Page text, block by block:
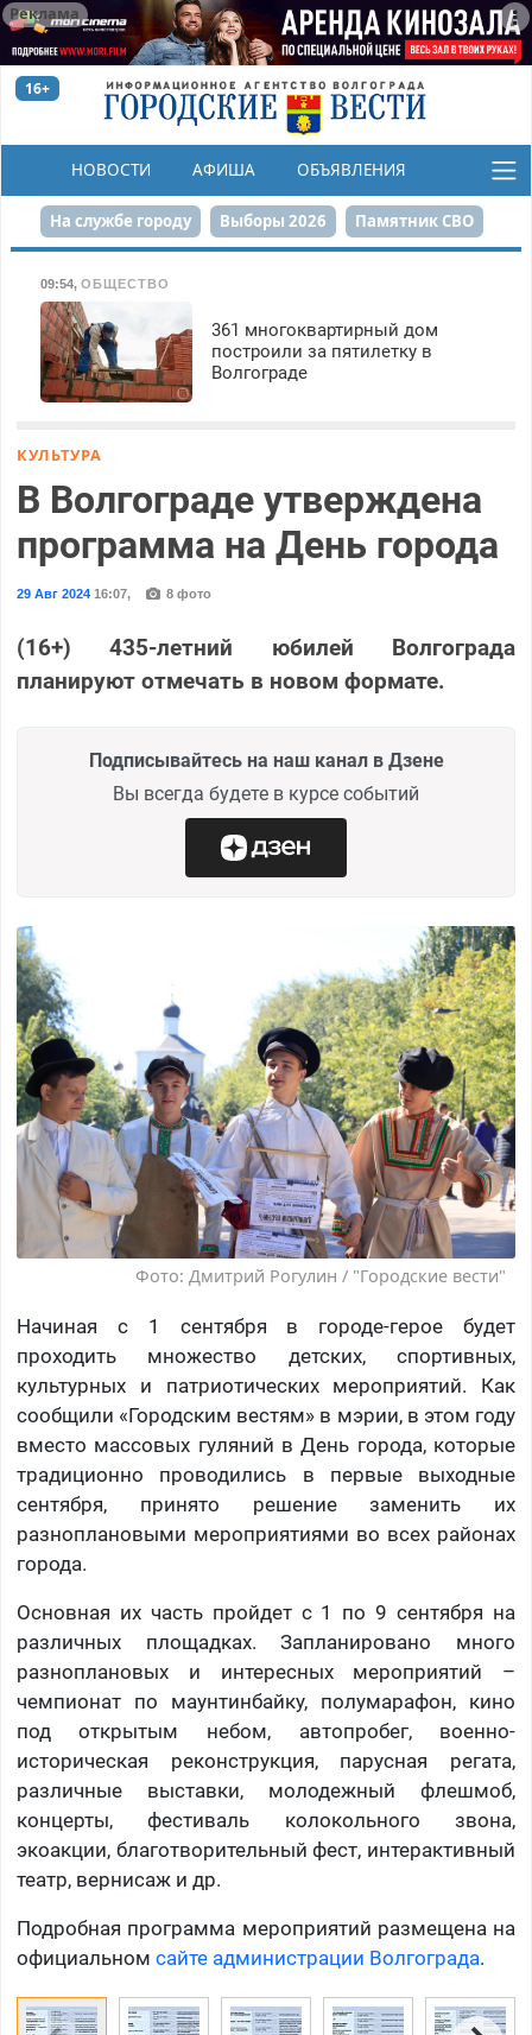
Реклама
16+
НОВОСТИ АФИША ОБЪЯВЛЕНИЯ
КОНКУРСЫ
На службе городу Выборы 2026 Памятник СВО
Набережная День Победы Реконструкция ЦПКиО
80-летие Победы Парк Героев-летчиков
09:54, ОБЩЕСТВО
361 многоквартирный дом
построили за пятилетку в
Волгограде
КУЛЬТУРА
В Волгограде утверждена
программа на День города
29 Авг 202416:07, 8 фото
(16+) 435-летний юбилей Волгограда
планируют отмечать в новом формате.
Подписывайтесь на наш канал в Дзене
Вы всегда будете в курсе событий
Фото: Дмитрий Рогулин / "Городские вести"
Начиная с 1 сентября в городе-герое будет
проходить множество детских, спортивных,
культурных и патриотических мероприятий. Как
сообщили «Городским вестям» в мэрии, в этом году
вместо массовых гуляний в День города, которые
традиционно проводились в первые выходные
сентября, принято решение заменить их
разноплановыми мероприятиями во всех районах
города.
Основная их часть пройдет с 1 по 9 сентября на
различных площадках. Запланировано много
разноплановых и интересных мероприятий –
чемпионат по маунтинбайку, полумарафон, кино
под открытым небом, автопробег, военно-
историческая реконструкция, парусная регата,
различные выставки, молодежный флешмоб,
концерты, фестиваль колокольного звона,
экоакции, благотворительный фест, интерактивный
театр, вернисаж и др.
Подробная программа мероприятий размещена на
официальном сайте администрации Волгограда.